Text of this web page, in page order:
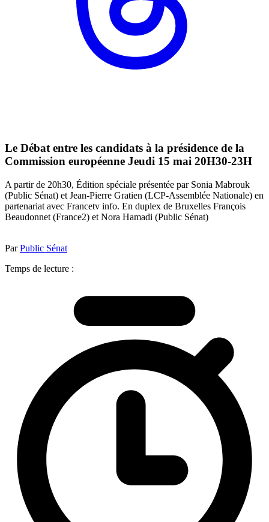
Le Débat entre les candidats à la présidence de la
Commission européenne Jeudi 15 mai 20H30-23H
A partir de 20h30, Édition spéciale présentée par Sonia Mabrouk
(Public Sénat) et Jean-Pierre Gratien (LCP-Assemblée Nationale) en
partenariat avec Francetv info. En duplex de Bruxelles François
Beaudonnet (France2) et Nora Hamadi (Public Sénat)
ParPublic Sénat
Temps de lecture :